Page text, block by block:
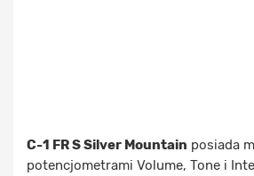
C-1 FR S Silver Mountain posiada
potencjometrami Volume, Tone i